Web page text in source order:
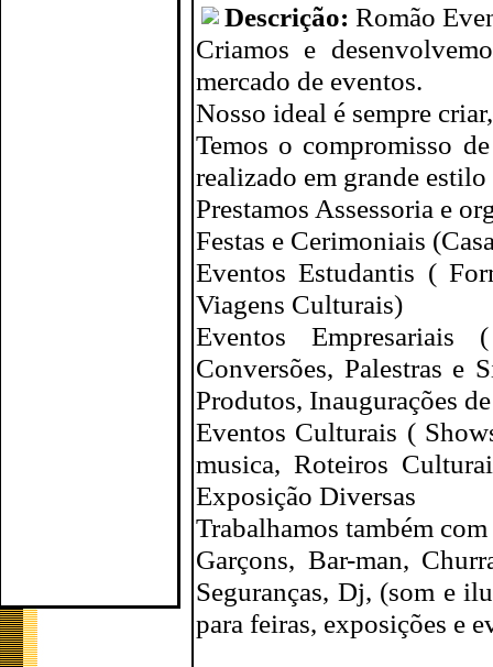
Descrição: Romão
Criamos e
mercado de eventos.
Nosso ideal é sempre
Temos o compromisso
realizado em grande
Prestamos Assessoria e
Festas e Cerimoniais
Eventos Estudantis (
Viagens Culturais)
Eventos Empresariais
Conversões, Palestras e
Produtos, Inaugurações
Eventos Culturais (
musica, Roteiros
Exposição Diversas
Trabalhamos também
Garçons, Bar-man,
Seguranças, Dj, (som e
para feiras, exposições e